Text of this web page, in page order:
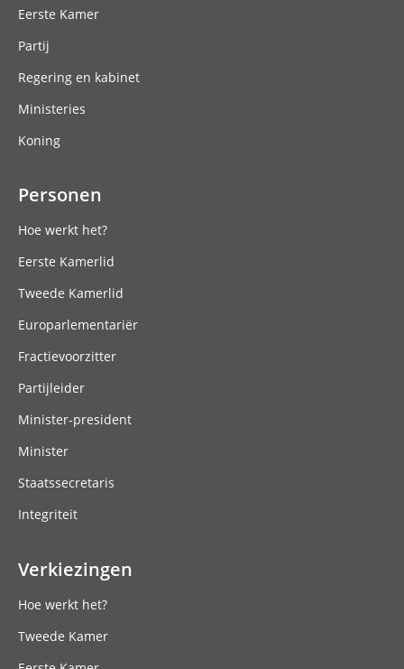
Eerste Kamer
Partij
Regering en kabinet
Ministeries
Koning
Personen
Hoe werkt het?
Eerste Kamerlid
Tweede Kamerlid
Europarlementariër
Fractievoorzitter
Partijleider
Minister-president
Minister
Staatssecretaris
Integriteit
Verkiezingen
Hoe werkt het?
Tweede Kamer